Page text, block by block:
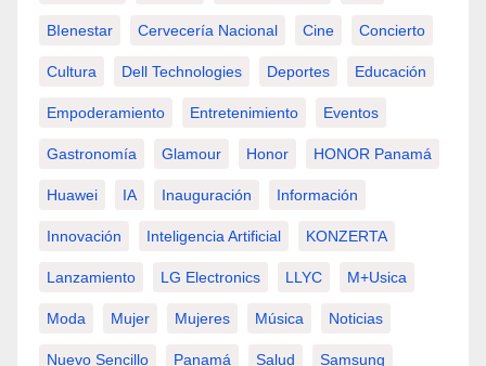
BIenestar Cervecería Nacional Cine Concierto
Cultura Dell Technologies Deportes Educación
Empoderamiento Entretenimiento Eventos
Gastronomía Glamour Honor HONOR Panamá
Huawei IA Inauguración Información
Innovación Inteligencia Artificial KONZERTA
Lanzamiento LG Electronics LLYC M+usica
Moda Mujer Mujeres Música Noticias
Nuevo Sencillo Panamá Salud Samsung